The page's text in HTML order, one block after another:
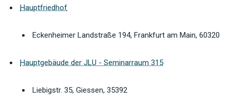
Hauptfriedhof
Eckenheimer Landstraße 194, Frankfurt am Main, 60320
Hauptgebäude der JLU - Seminarraum 315
Liebigstr. 35, Giessen, 35392